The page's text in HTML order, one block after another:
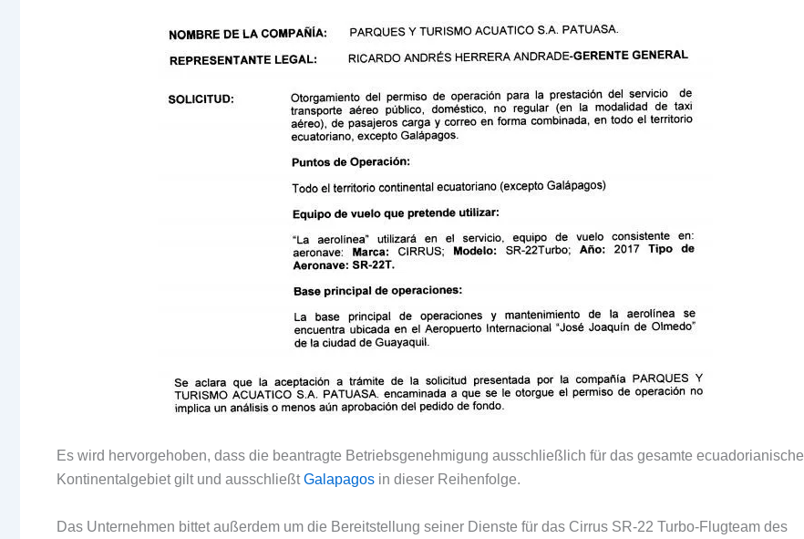
Es wird hervorgehoben, dass die beantragte Betriebsgenehmigung ausschließlich für das gesamte ecuadorianische
Kontinentalgebiet gilt und ausschließtGalapagos in dieser Reihenfolge.
Das Unternehmen bittet außerdem um die Bereitstellung seiner Dienste für das Cirrus SR-22 Turbo-Flugteam des